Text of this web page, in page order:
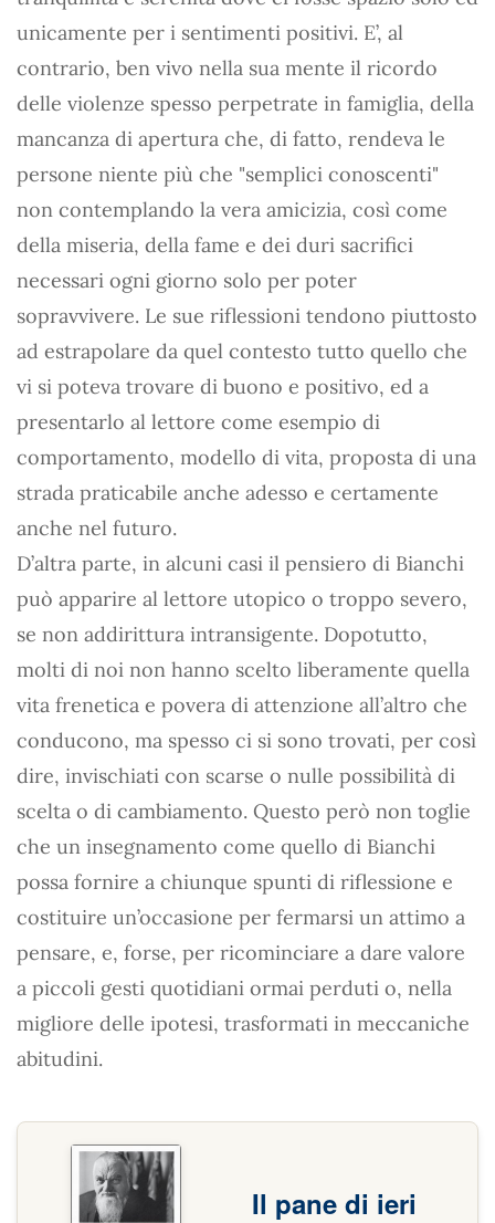
unicamente per i sentimenti positivi. E’, al
contrario, ben vivo nella sua mente il ricordo
delle violenze spesso perpetrate in famiglia, della
mancanza di apertura che, di fatto, rendeva le
persone niente più che "semplici conoscenti"
non contemplando la vera amicizia, così come
della miseria, della fame e dei duri sacrifici
necessari ogni giorno solo per poter
sopravvivere. Le sue riflessioni tendono piuttosto
ad estrapolare da quel contesto tutto quello che
vi si poteva trovare di buono e positivo, ed a
presentarlo al lettore come esempio di
comportamento, modello di vita, proposta di una
strada praticabile anche adesso e certamente
anche nel futuro.
D’altra parte, in alcuni casi il pensiero di Bianchi
può apparire al lettore utopico o troppo severo,
se non addirittura intransigente. Dopotutto,
molti di noi non hanno scelto liberamente quella
vita frenetica e povera di attenzione all’altro che
conducono, ma spesso ci si sono trovati, per così
dire, invischiati con scarse o nulle possibilità di
scelta o di cambiamento. Questo però non toglie
che un insegnamento come quello di Bianchi
possa fornire a chiunque spunti di riflessione e
costituire un’occasione per fermarsi un attimo a
pensare, e, forse, per ricominciare a dare valore
a piccoli gesti quotidiani ormai perduti o, nella
migliore delle ipotesi, trasformati in meccaniche
abitudini.
Il pane di ieri